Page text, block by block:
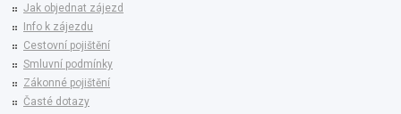
Jak objednat zájezd
Info k zájezdu
Cestovní pojištění
Smluvní podmínky
Zákonné pojištění
Časté dotazy